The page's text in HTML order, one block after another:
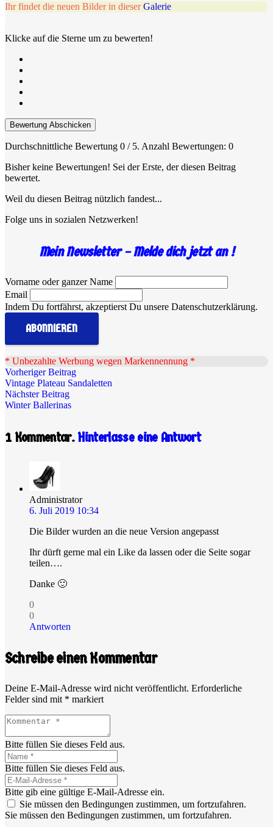
Ihr findet die neuen Bilder in dieserGalerie
Klicke auf die Sterne um zu bewerten!
Bewertung Abschicken
Durchschnittliche Bewertung 0 / 5. Anzahl Bewertungen: 0
Bisher keine Bewertungen! Sei der Erste, der diesen Beitrag
bewertet.
Weil du diesen Beitrag nützlich fandest...
Folge uns in sozialen Netzwerken!
Mein Newsletter – Melde dich jetzt an !
Vorname oder ganzer Name
Email
Indem Du fortfährst, akzeptierst Du unsere Datenschutzerklärung.
* Unbezahlte Werbung wegen Markennennung *
Vorheriger Beitrag
Vintage Plateau Sandaletten
Nächster Beitrag
Winter Ballerinas
1Kommentar. Hinterlasse eine Antwort
Administrator
6. Juli 2019 10:34
Die Bilder wurden an die neue Version angepasst
Ihr dürft gerne mal ein Like da lassen oder die Seite sogar
teilen….
Danke 🙂
0
0
Antworten
Schreibe einen Kommentar
Deine E-Mail-Adresse wird nicht veröffentlicht. Erforderliche
Felder sind mit * markiert
Bitte füllen Sie dieses Feld aus.
Bitte füllen Sie dieses Feld aus.
Bitte gib eine gültige E-Mail-Adresse ein.
Sie müssen den Bedingungen zustimmen, um fortzufahren.
Sie müssen den Bedingungen zustimmen, um fortzufahren.